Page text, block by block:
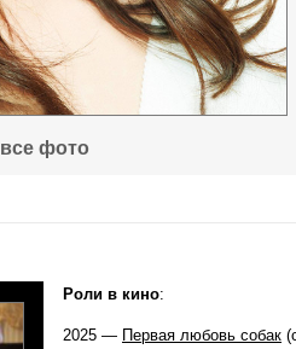
все фото
Роли в кино:
2025 — Первая любовь собак